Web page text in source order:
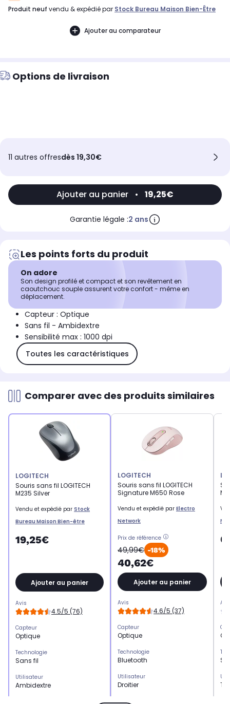
produit neuf vendu & expédié par Stock Bureau Maison Bien-Être
Ajouter au comparateur
Options de livraison
11 autres offresdès 19,30€
Ajouter au panier • 19,25€
Garantie légale :2 ans
Les points forts du produit
On adore
Son design profilé et compact et son revêtement en
caoutchouc souple assurent votre confort - même en
déplacement.
Capteur : Optique
Sans fil - Ambidextre
Sensibilité max : 1000 dpi
Toutes les caractéristiques
Comparer avec des produits similaires
LOGITECH
Souris sans fil LOGITECH
M235 Silver
Vendu et expédié par Stock
Bureau Maison Bien-être
19,25€
Ajouter au panier
Avis
4.5/5 (76)
Capteur
Optique
Technologie
Sans fil
Utilisateur
Ambidextre
LOGITECH
Souris sans fil LOGITECH
Signature M650 Rose
Vendu et expédié par Electro
Network
Prix de référence
49,99€ -18%
40,62€
Ajouter au panier
Avis
4.6/5 (37)
Capteur
Optique
Technologie
Bluetooth
Utilisateur
Droitier
Sensibilité max